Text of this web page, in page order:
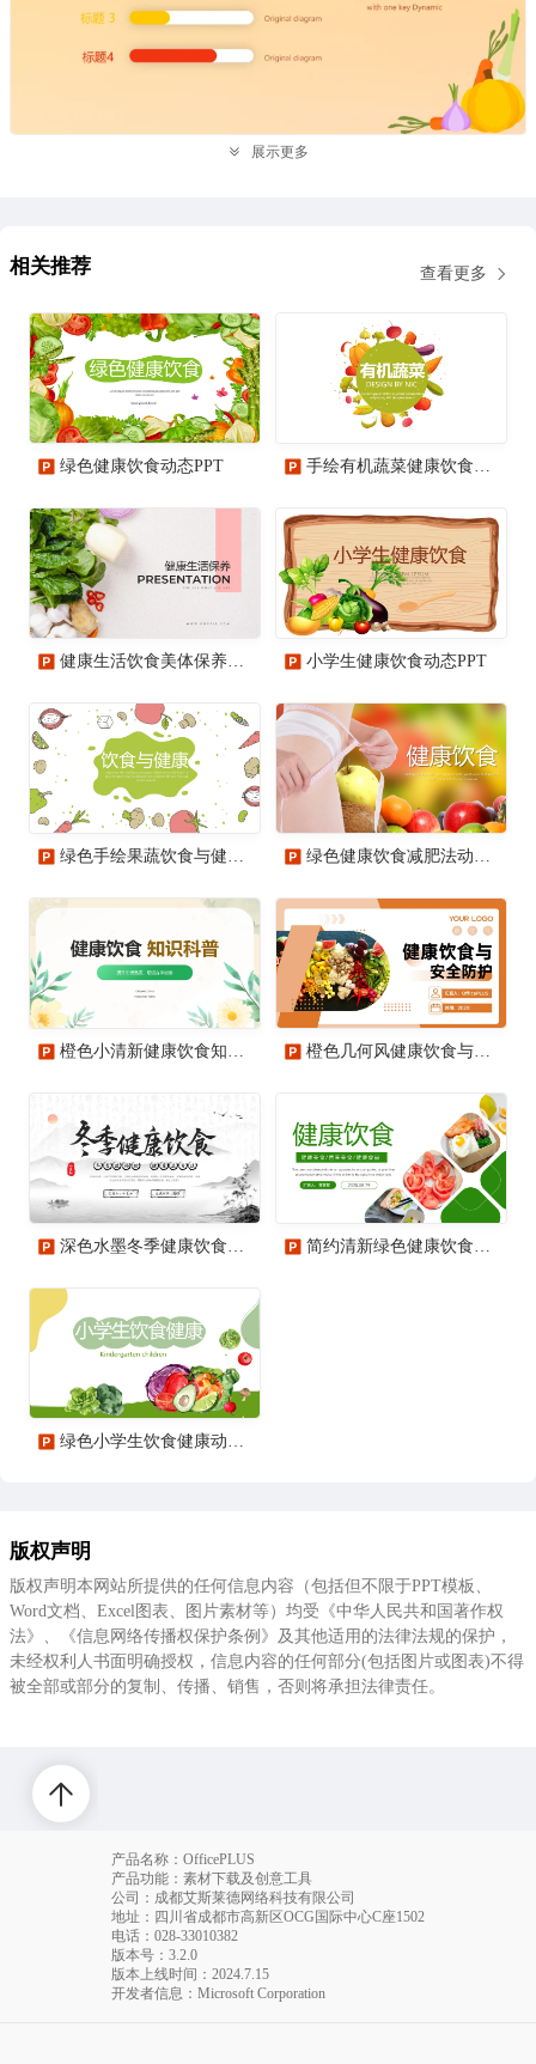
展示更多
相关推荐 查看更多
绿色健康饮食动态PPT
小学生健康饮食动态PPT
版权声明
版权声明本网站所提供的任何信息内容（包括但不限于PPT模板、
Word文档、Excel图表、图片素材等）均受《中华人民共和国著作权
法》、《信息网络传播权保护条例》及其他适用的法律法规的保护，
未经权利人书面明确授权，信息内容的任何部分(包括图片或图表)不得
被全部或部分的复制、传播、销售，否则将承担法律责任。
产品名称：OfficePLUS
产品功能：素材下载及创意工具
公司：成都艾斯莱德网络科技有限公司
地址：四川省成都市高新区OCG国际中心C座1502
电话 ：028-33010382
版本号：3.2.0
版本上线时间：2024.7.15
开发者信息：Microsoft Corporation